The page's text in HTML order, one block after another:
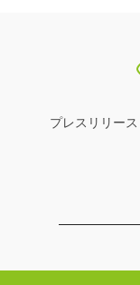
プレスリリース